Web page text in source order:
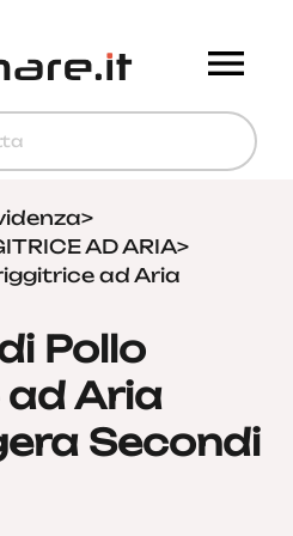
>
AD ARIA>
ad Aria
Pollo
Aria
Secondi